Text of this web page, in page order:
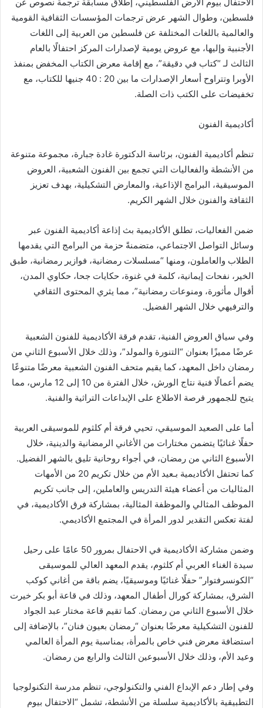
فلسطين، وطوال الشهر عرض ترجمات المؤسسات الثقافية القومية
والعالمية باللغات المختلفة عن فلسطين من العربية إلى اللغات
الأجنبية وإليها، مع عروض يومية لإصدارات المركز احتفالًا بالعام
الثالث لـ “كتاب في دقيقة”، مع إقامة معرض الكتاب المخفض بمنفذ
الأوبرا وتتراوح أسعار الإصدارات ما بين 20 : 40 جنيها للكتاب، مع
تخفيضات على الكتب ذات الصلة.
أكاديمية الفنون
تنظم أكاديمية الفنون، برئاسة الدكتورة غادة جبارة، مجموعة متنوعة
من الأنشطة والفعاليات التي تجمع بين الفنون الشعبية، العروض
الموسيقية، البرامج الإذاعية، والمعارض التشكيلية، بهدف تعزيز
الثقافة والفنون خلال الشهر الكريم.
ضمن الفعاليات، تطلق الأكاديمية بث إذاعة أكاديمية الفنون عبر
وسائل التواصل الاجتماعي، متضمنةً حزمة من البرامج التي يقدمها
الطلاب والعاملون، ومنها “مسلسلات رمضانية، فوازير رمضانية، طبق
الخير، نفحات إيمانية، كلمة في غنوة، حكايات جحا، حكاوي المدن،
أقوال مأثورة، ومنوعات رمضانية”، مما يثري المحتوى الثقافي
والترفيهي خلال الشهر الفضيل.
وفي سياق العروض الفنية، تقدم فرقة الأكاديمية للفنون الشعبية
عرضًا مميزًا بعنوان “التنورة والمولد”، وذلك خلال الأسبوع الثاني من
رمضان داخل المعهد، كما يقيم متحف الفنون الشعبية معرضًا متنوعًا
يضم أعمالًا فنية نتاج الورش، خلال الفترة من 10 إلى 12 مارس، مما
يتيح للجمهور فرصة الاطلاع على الإبداعات التراثية والفنية.
أما على الصعيد الموسيقي، تحيي فرقة أم كلثوم للموسيقى العربية
حفلًا غنائيًا يتضمن مختارات من الأغاني الرمضانية والدينية، خلال
الأسبوع الثاني من رمضان، في أجواء روحانية تليق بالشهر الفضيل.
كما تحتفل الأكاديمية بـعيد الأم من خلال تكريم 20 من الأمهات
المثاليات من أعضاء هيئة التدريس والعاملين، إلى جانب تكريم
الموظف المثالي والموظفة المثالية، بمشاركة فرق الأكاديمية، في
لفتة تعكس التقدير لدور المرأة في المجتمع الأكاديمي.
وضمن مشاركة الأكاديمية في الاحتفال بمرور 50 عامًا على رحيل
سيدة الغناء العربي أم كلثوم، يقدم المعهد العالي للموسيقى
“الكونسرفتوار” حفلًا غنائيًا وموسيقيًا، يضم باقة من أغاني كوكب
الشرق، بمشاركة كورال أطفال المعهد، وذلك في قاعة أبو بكر خيرت
خلال الأسبوع الثاني من رمضان. كما تقيم قاعة مختار عبد الجواد
للفنون التشكيلية معرضًا بعنوان “رمضان بعيون فنان”، بالإضافة إلى
استضافة معرض فني خاص بالمرأة، بمناسبة يوم المرأة العالمي
وعيد الأم، وذلك خلال الأسبوعين الثالث والرابع من رمضان.
وفي إطار دعم الإبداع الفني والتكنولوجي، تنظم مدرسة التكنولوجيا
التطبيقية بالأكاديمية سلسلة من الأنشطة، تشمل “الاحتفال بيوم